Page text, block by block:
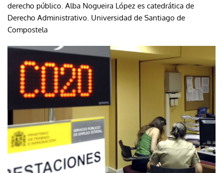
derecho público. Alba Nogueira López es catedrática de
Derecho Administrativo. Universidad de Santiago de
Compostela